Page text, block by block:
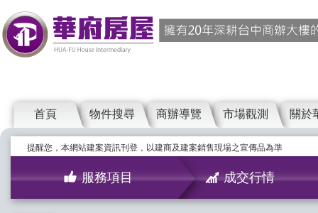
首頁 物件搜尋 商辦導覽 市場觀測 關於
提醒您，本網站建案資訊刊登，以建商及建案銷售現場之宣傳品為準
服務項目 成交行情